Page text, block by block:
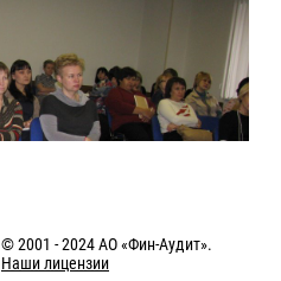
© 2001 - 2024АО «Фин-Аудит».
Наши лицензии